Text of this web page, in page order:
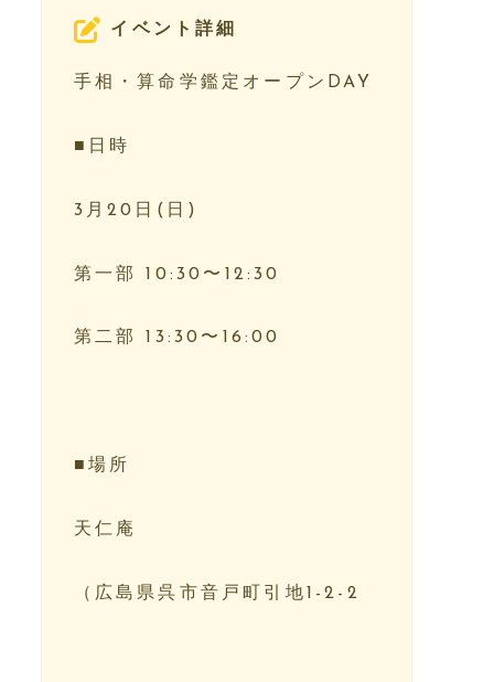
イベント詳細
手相・算命学鑑定オープンDAY
■日時⁡⁡⁡⁡
3月20日(日)⁡⁡⁡
第一部 10:30〜12:30⁡⁡⁡⁡
第二部 13:30〜16:00⁡⁡⁡⁡
■場所⁡⁡⁡⁡
天仁庵⁡⁡⁡⁡
（広島県呉市音戸町引地1-2-2⁡⁡⁡⁡